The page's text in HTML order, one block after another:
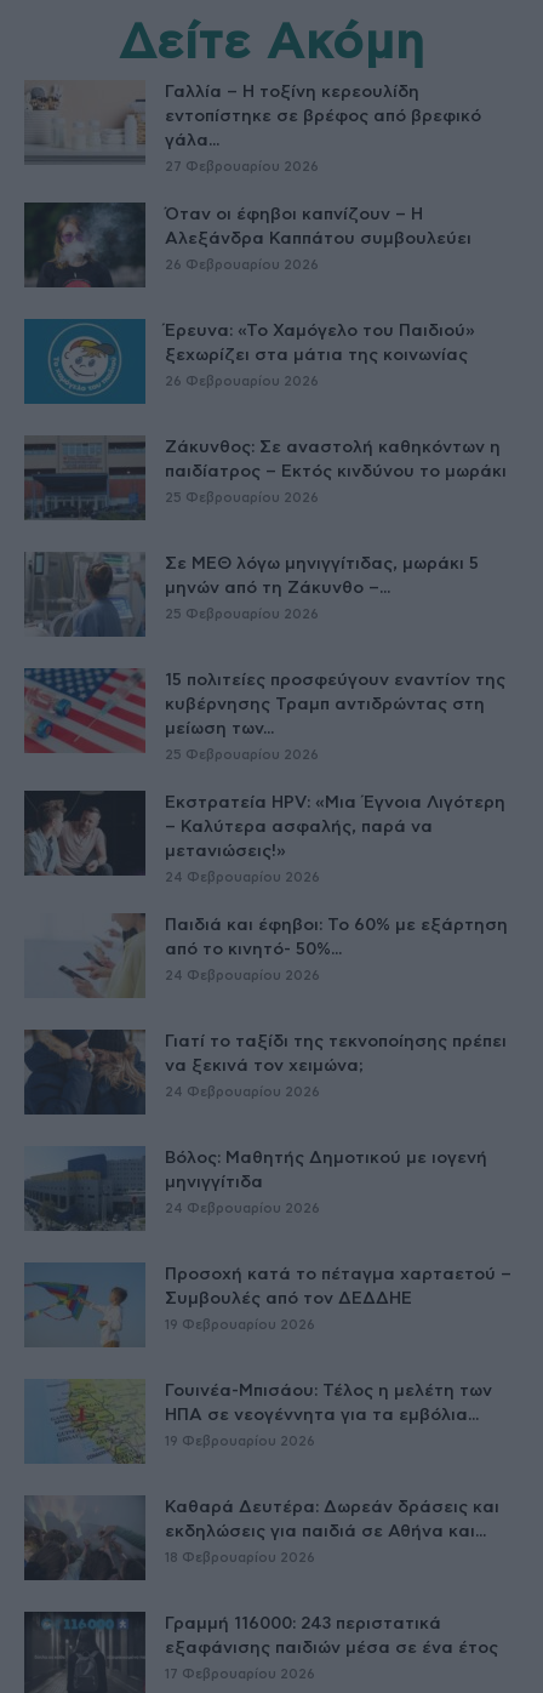
Δείτε Ακόμη
Γαλλία – Η τοξίνη κερεουλίδη
εντοπίστηκε σε βρέφος από βρεφικό
γάλα...
27 Φεβρουαρίου 2026
Όταν οι έφηβοι καπνίζουν – Η
Αλεξάνδρα Καππάτου συμβουλεύει
26 Φεβρουαρίου 2026
Έρευνα: «Το Χαμόγελο του Παιδιού»
ξεχωρίζει στα μάτια της κοινωνίας
26 Φεβρουαρίου 2026
Ζάκυνθος: Σε αναστολή καθηκόντων η
παιδίατρος – Εκτός κινδύνου το μωράκι
25 Φεβρουαρίου 2026
Σε ΜΕΘ λόγω μηνιγγίτιδας, μωράκι 5
μηνών από τη Ζάκυνθο –...
25 Φεβρουαρίου 2026
15 πολιτείες προσφεύγουν εναντίον της
κυβέρνησης Τραμπ αντιδρώντας στη
μείωση των...
25 Φεβρουαρίου 2026
Εκστρατεία HPV: «Μια Έγνοια Λιγότερη
– Καλύτερα ασφαλής, παρά να
μετανιώσεις!»
24 Φεβρουαρίου 2026
Παιδιά και έφηβοι: Το 60% με εξάρτηση
από το κινητό- 50%...
24 Φεβρουαρίου 2026
Γιατί το ταξίδι της τεκνοποίησης πρέπει
να ξεκινά τον χειμώνα;
24 Φεβρουαρίου 2026
Βόλος: Μαθητής Δημοτικού με ιογενή
μηνιγγίτιδα
24 Φεβρουαρίου 2026
Προσοχή κατά το πέταγμα χαρταετού –
Συμβουλές από τον ΔΕΔΔΗΕ
19 Φεβρουαρίου 2026
Γουινέα-Μπισάου: Τέλος η μελέτη των
ΗΠΑ σε νεογέννητα για τα εμβόλια...
19 Φεβρουαρίου 2026
Καθαρά Δευτέρα: Δωρεάν δράσεις και
εκδηλώσεις για παιδιά σε Αθήνα και...
18 Φεβρουαρίου 2026
Γραμμή 116000: 243 περιστατικά
εξαφάνισης παιδιών μέσα σε ένα έτος
17 Φεβρουαρίου 2026